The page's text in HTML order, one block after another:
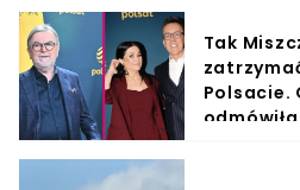
Tak
Polsacie.
odmówiła